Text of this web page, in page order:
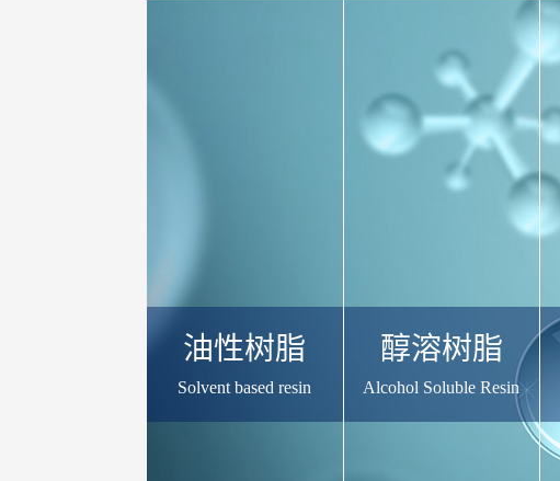
油性树脂
Solvent based resin
醇溶树脂
Alcohol Soluble Resin